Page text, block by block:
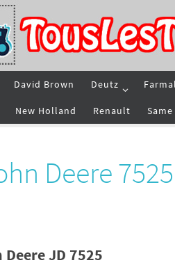
David Brown Deutz
New Holland Renault Same
Deere 7525
JD 7525